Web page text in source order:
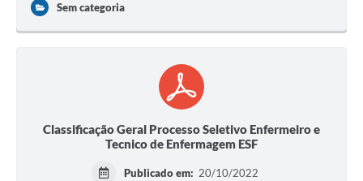
Sem categoria
Classificação Geral Processo Seletivo Enfermeiro e
Tecnico de Enfermagem ESF
Publicado em: 20/10/2022